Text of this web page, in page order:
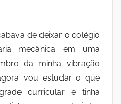
de deixar o colégio
mecânica em uma
da minha vibração
vou estudar o que
curricular e tinha